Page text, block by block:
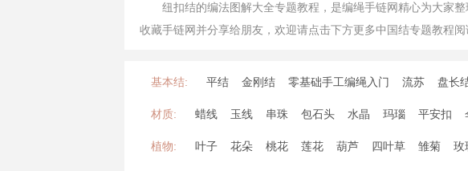
纽扣结的编法图解大全专题教程，是编绳手链网精心为大家
收藏手链网并分享给朋友，欢迎请点击下方更多中国结专题教程阅
基本结: 平结 金刚结 零基础手工编绳入门 流苏 盘长
材质: 蜡线 玉线 串珠 包石头 水晶 玛瑙 平安扣
植物: 叶子 花朵 桃花 莲花 葫芦 四叶草 雏菊 玫